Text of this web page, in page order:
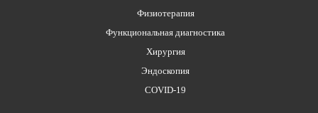
Физиотерапия
Функциональная диагностика
Хирургия
Эндоскопия
COVID-19